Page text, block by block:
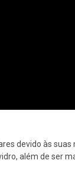
devido às
além de ser